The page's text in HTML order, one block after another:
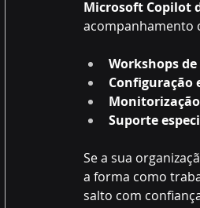
Microsoft Copilot
acompanhamento
Workshops
Configuração
Suporte
Se a sua
a forma como
salto com